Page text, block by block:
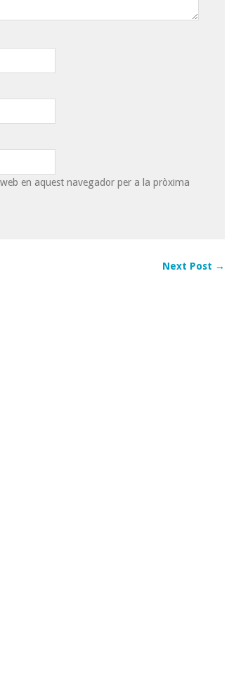
en aquest navegador per a la pròxima
Next Post →